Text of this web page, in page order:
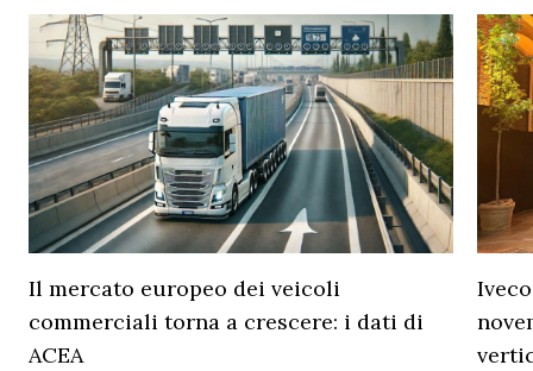
Il mercato europeo dei veicoli
commerciali torna a crescere: i dati di
ACEA